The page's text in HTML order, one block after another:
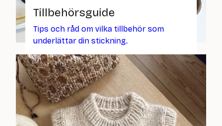
Tillbehörsguide
Tips och råd om vilka tillbehör som
underlättar din stickning.